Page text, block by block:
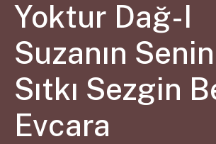
Yoktur Dağ-I
Suzanın
Sıtkı Sezgin
Evcara